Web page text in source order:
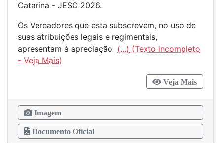
Catarina - JESC 2026.
Os Vereadores que esta subscrevem, no uso de
suas atribuições legais e regimentais,
apresentam à apreciação (...)
Veja Mais
Imagem
Documento Oficial